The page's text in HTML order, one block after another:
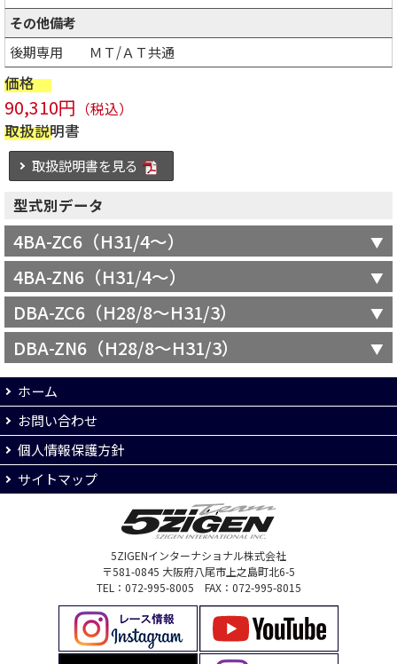
その他備考
後期専用 ＭＴ/ＡＴ共通
価格
90,310円 （税込）
取扱説明書
取扱説明書を見る
型式別データ
4BA-ZC6（H31/4～）
4BA-ZN6（H31/4～）
DBA-ZC6（H28/8～H31/3）
DBA-ZN6（H28/8～H31/3）
ホーム
お問い合わせ
個人情報保護方針
サイトマップ
5ZIGENインターナショナル株式会社
〒581-0845 大阪府八尾市上之島町北6-5
TEL：072-995-8005 FAX：072-995-8015